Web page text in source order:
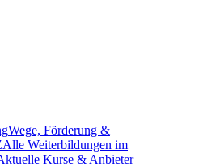
Wege, Förderung &
Alle Weiterbildungen im
Kurse & Anbieter